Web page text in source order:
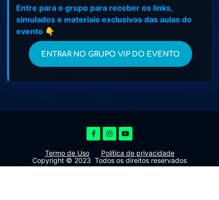
Entre para o grupo para receber os links,
simulados e materiais exclusivos das aulas do
evento 👇
ENTRAR NO GRUPO VIP DO EVENTO
Termo de Uso
Política de privacidade
Copyright © 2023 Todos os direitos reservados